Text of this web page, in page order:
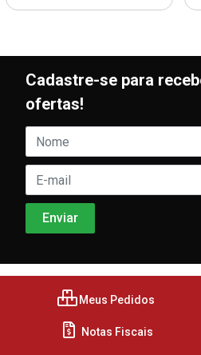
Cadastre-se para
ofertas!
Meus Pedidos
Notas Fiscais